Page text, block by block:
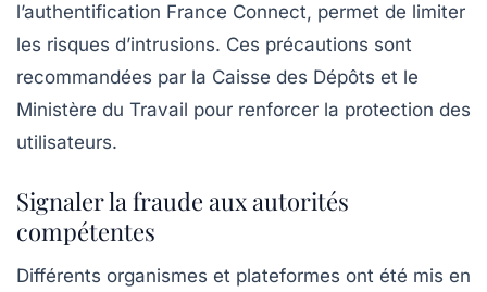
l’authentification France Connect, permet de limiter
les risques d’intrusions. Ces précautions sont
recommandées par la Caisse des Dépôts et le
Ministère du Travail pour renforcer la protection des
utilisateurs.
Signaler la fraude aux autorités
compétentes
Différents organismes et plateformes ont été mis en